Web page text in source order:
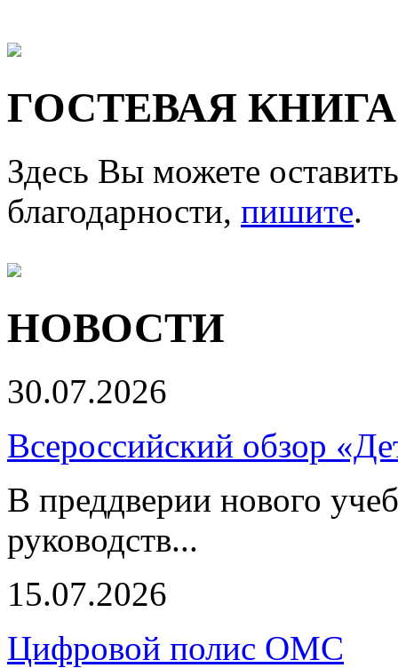
ГОСТЕВАЯ КНИГА
Здесь Вы можете
благодарности, пишите.
НОВОСТИ
30.07.2026
Всероссийский обзор
В преддверии нового
руководств...
15.07.2026
Цифровой полис ОМС